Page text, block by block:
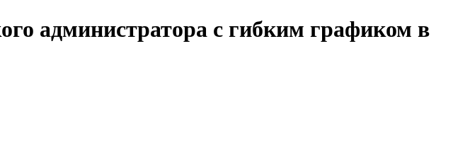
администратора с гибким графиком в